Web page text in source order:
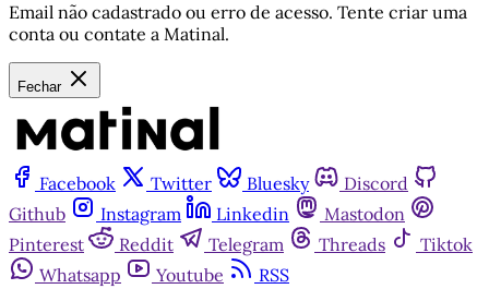
Email não cadastrado ou erro de acesso. Tente criar uma
conta ou contate a Matinal.
Fechar
Facebook Twitter Bluesky
Discord
Github
Instagram Linkedin
Mastodon
Pinterest
Reddit Telegram Threads
Tiktok
Whatsapp
Youtube
RSS